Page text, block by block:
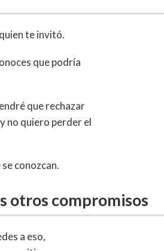
te invitó.
que podría
que rechazar
no quiero perder el
conozcan.
otros compromisos
a eso,